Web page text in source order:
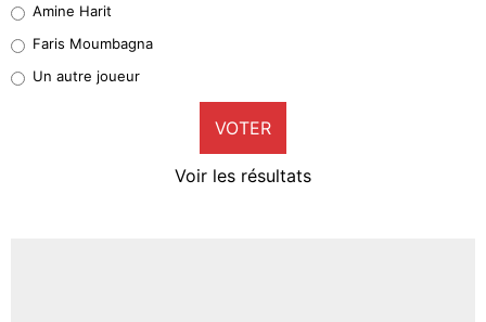
1%
9%
Amine Harit
Faris Moumbagna
Un autre joueur
VOTER
Voir les résultats